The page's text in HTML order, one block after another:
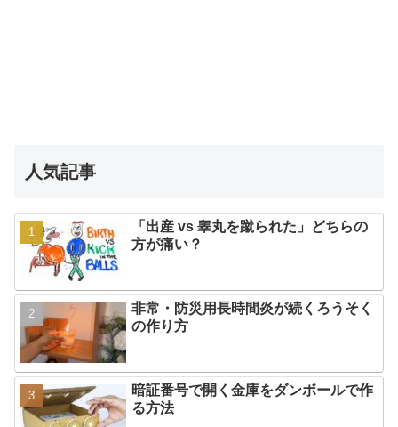
人気記事
「出産 vs 睾丸を蹴られた」どちらの
方が痛い？
非常・防災用長時間炎が続くろうそく
の作り方
暗証番号で開く金庫をダンボールで作
る方法